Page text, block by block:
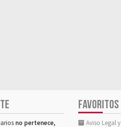
no pertenece,
FAVORITOS
Aviso Legal